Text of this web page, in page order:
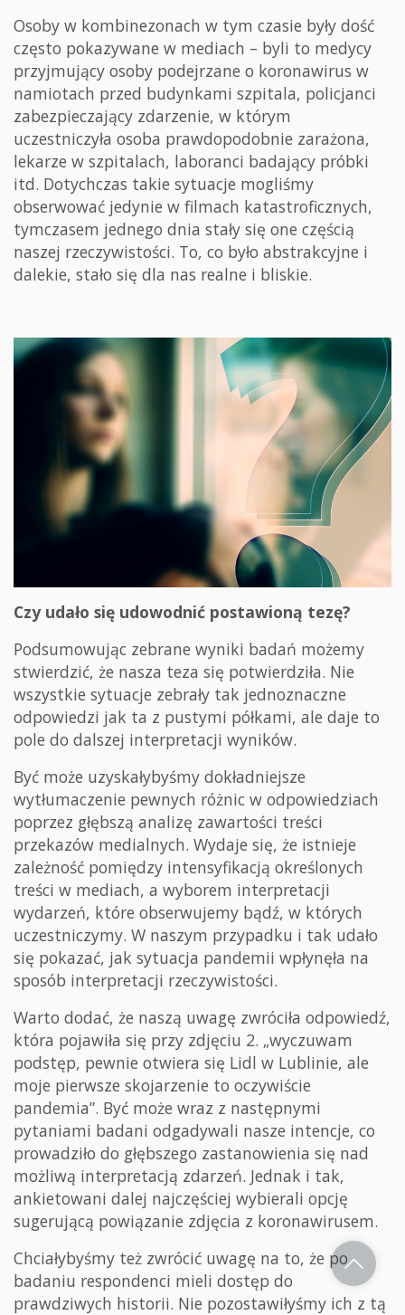
Osoby w kombinezonach w tym czasie były dość
często pokazywane w mediach – byli to medycy
przyjmujący osoby podejrzane o koronawirus w
namiotach przed budynkami szpitala, policjanci
zabezpieczający zdarzenie, w którym
uczestniczyła osoba prawdopodobnie zarażona,
lekarze w szpitalach, laboranci badający próbki
itd. Dotychczas takie sytuacje mogliśmy
obserwować jedynie w filmach katastroficznych,
tymczasem jednego dnia stały się one częścią
naszej rzeczywistości. To, co było abstrakcyjne i
dalekie, stało się dla nas realne i bliskie.
Czy udało się udowodnić postawioną tezę?
Podsumowując zebrane wyniki badań możemy
stwierdzić, że nasza teza się potwierdziła. Nie
wszystkie sytuacje zebrały tak jednoznaczne
odpowiedzi jak ta z pustymi półkami, ale daje to
pole do dalszej interpretacji wyników.
Być może uzyskałybyśmy dokładniejsze
wytłumaczenie pewnych różnic w odpowiedziach
poprzez głębszą analizę zawartości treści
przekazów medialnych. Wydaje się, że istnieje
zależność pomiędzy intensyfikacją określonych
treści w mediach, a wyborem interpretacji
wydarzeń, które obserwujemy bądź, w których
uczestniczymy. W naszym przypadku i tak udało
się pokazać, jak sytuacja pandemii wpłynęła na
sposób interpretacji rzeczywistości.
Warto dodać, że naszą uwagę zwróciła odpowiedź,
która pojawiła się przy zdjęciu 2. „wyczuwam
podstęp, pewnie otwiera się Lidl w Lublinie, ale
moje pierwsze skojarzenie to oczywiście
pandemia”. Być może wraz z następnymi
pytaniami badani odgadywali nasze intencje, co
prowadziło do głębszego zastanowienia się nad
możliwą interpretacją zdarzeń. Jednak i tak,
ankietowani dalej najczęściej wybierali opcję
sugerującą powiązanie zdjęcia z koronawirusem.
Chciałybyśmy też zwrócić uwagę na to, że po
badaniu respondenci mieli dostęp do
prawdziwych historii. Nie pozostawiłyśmy ich z tą